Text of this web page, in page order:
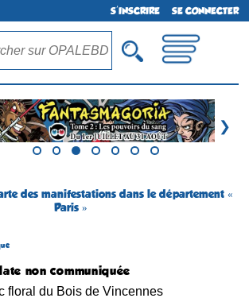
S'INSCRIRE SE CONNECTER
❯
des manifestations dans le département «
Paris »
non communiquée
floral du Bois de Vincennes